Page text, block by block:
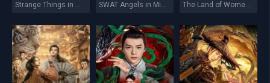
The Land of Women 2026